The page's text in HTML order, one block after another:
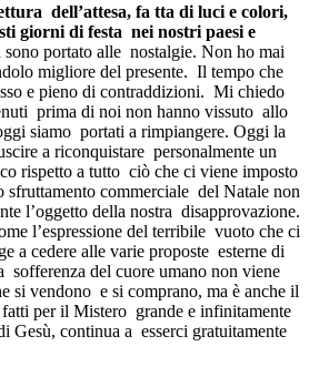
dell’attesa, fa tta di luci e colori,
giorni di festa nei nostri paesi e
sono portato alle nostalgie. Non ho mai
migliore del presente. Il tempo che
e pieno di contraddizioni. Mi chiedo
prima di noi non hanno vissuto allo
siamo portati a rimpiangere. Oggi la
a riconquistare personalmente un
rispetto a tutto ciò che ci viene imposto
sfruttamento commerciale del Natale non
l’oggetto della nostra disapprovazione.
l’espressione del terribile vuoto che ci
a cedere alle varie proposte esterne di
del cuore umano non viene
si vendono e si comprano, ma è anche il
per il Mistero grande e infinitamente
Gesù, continua a esserci gratuitamente